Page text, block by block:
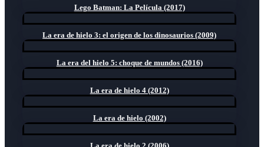
Lego Batman: La Película (2017)
La era de hielo 3: el origen de los dinosaurios (2009)
La era del hielo 5: choque de mundos (2016)
La era de hielo 4 (2012)
La era de hielo (2002)